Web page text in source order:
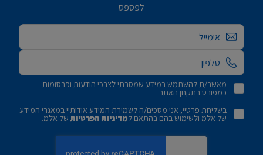
לפספס
אימייל
מאשר/ת להשתמש במידע שמסרתי לצרכי הודעות ופרסומות
כמפורט בתקנון האתר
בשליחת פרטיי, אני מסכים/ה לשמירת המידע אודותיי במאגרי המידע
של אלמ ולשימוש בהם בהתאם למדיניות הפרטיותשל אלמ.